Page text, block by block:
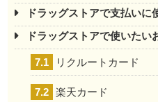
ドラッグストアで支払いに
ドラッグストアで使いたい
7.1 リクルートカード
7.2 楽天カード